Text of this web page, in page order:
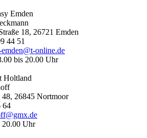
Emden
18, 26721 Emden
44 51
online.de
bis 20.00 Uhr
Holtland
48, 26845 Nortmoor
64
Uhr